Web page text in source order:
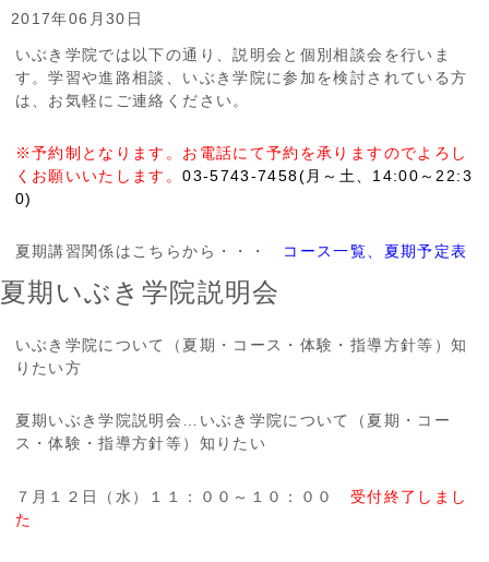
2017年06月30日
いぶき学院では以下の通り、説明会と個別相談会を行いま
す。学習や進路相談、いぶき学院に参加を検討されている方
は、お気軽にご連絡ください。
※予約制となります。お電話にて予約を承りますのでよろし
くお願いいたします。03-5743-7458(月～土、14:00～22:3
0)
夏期講習関係はこちらから・・・ コース一覧、 夏期予定表
夏期いぶき学院説明会
いぶき学院について（夏期・コース・体験・指導方針等）知
りたい方
夏期いぶき学院説明会…いぶき学院について（夏期・コー
ス・体験・指導方針等）知りたい
７月１２日（水）１１：００～１０：００ 受付終了しまし
た